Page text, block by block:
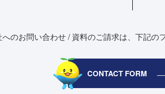
へのお問い合わせ / 資料のご請求は、 下記の
CONTACT FORM